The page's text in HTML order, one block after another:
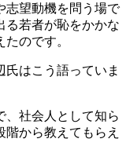
志望動機を問う場で
る若者が恥をかかな
のです。
氏はこう語っていま
、社会人として知ら
から教えてもらえ